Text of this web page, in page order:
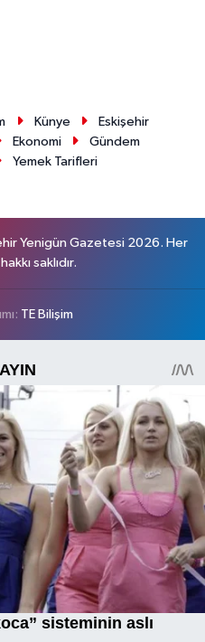
Künye
Eskişehir
Ekonomi
Gündem
Yemek Tarifleri
Yenigün Gazetesi 2026. Her
hakkı saklıdır.
TE Bilişim